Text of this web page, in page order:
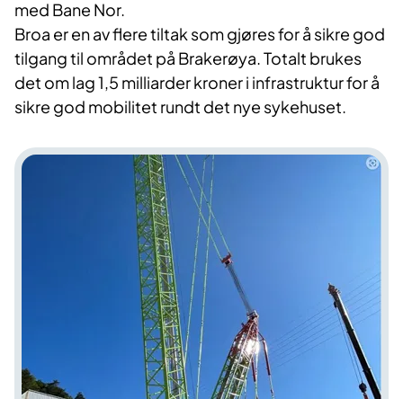
med Bane Nor.
Broa er en av flere tiltak som gjøres for å sikre god
tilgang til området på Brakerøya. Totalt brukes
det om lag 1,5 milliarder kroner i infrastruktur for å
sikre god mobilitet rundt det nye sykehuset.